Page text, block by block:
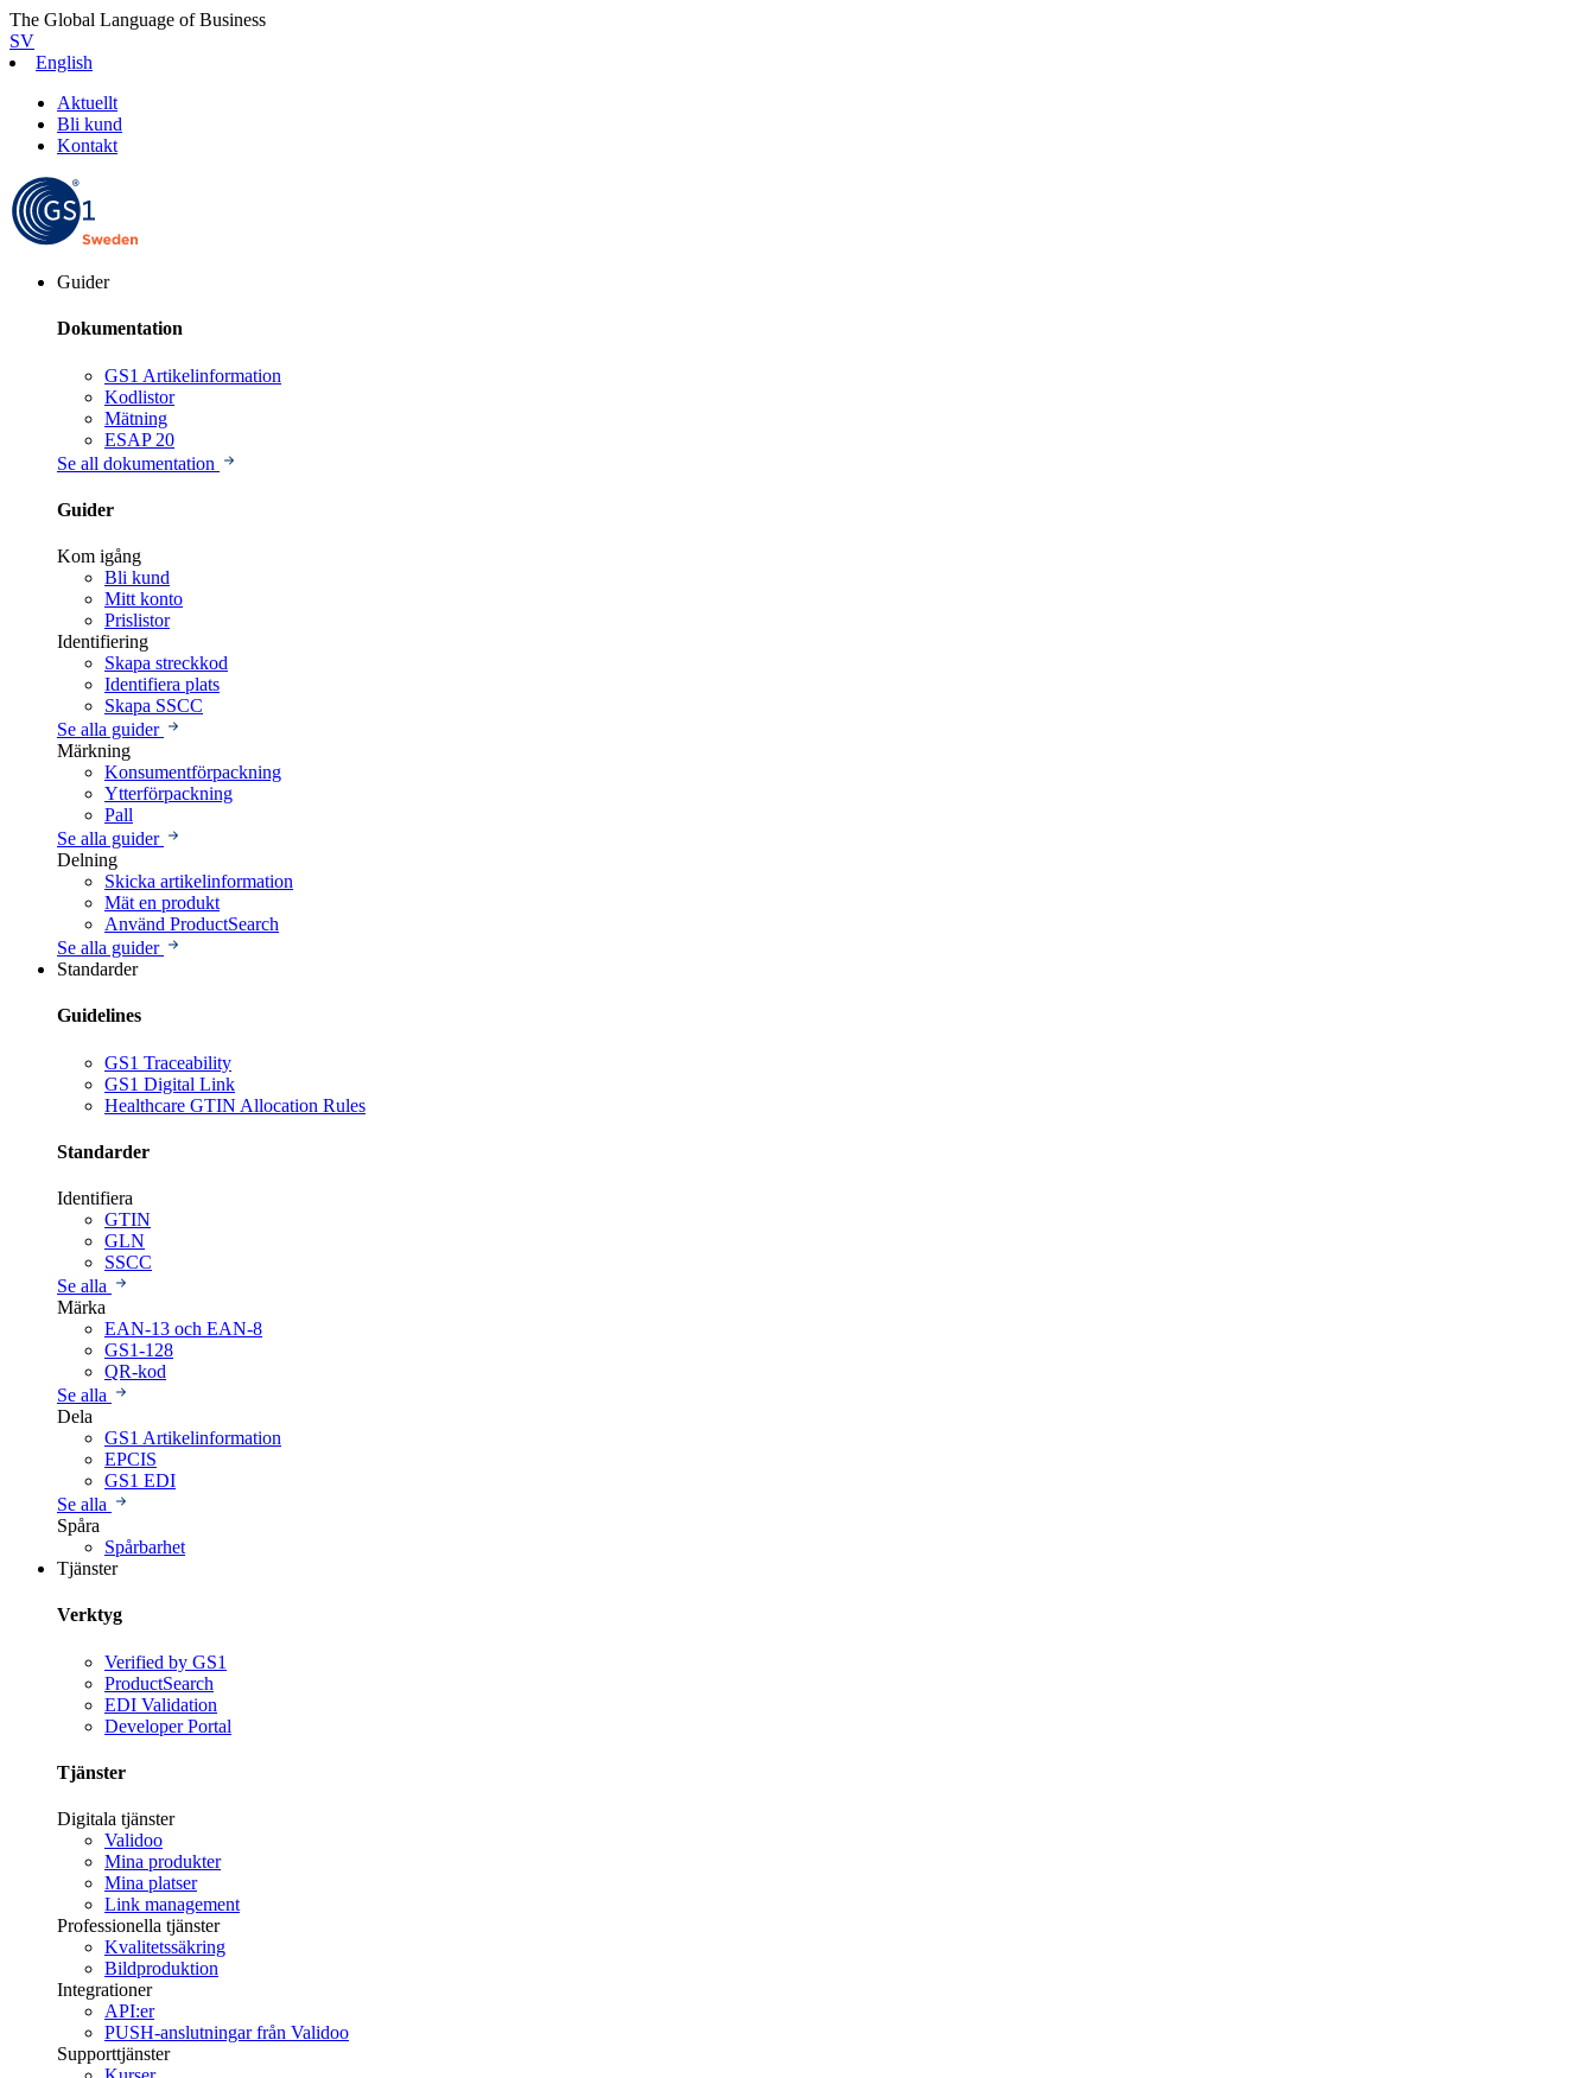
The Global Language of Business
SV
English
Aktuellt
Bli kund
Kontakt
Guider
Dokumentation
GS1 Artikelinformation
Kodlistor
Mätning
ESAP 20
Se all dokumentation
Guider
Kom igång
Bli kund
Mitt konto
Prislistor
Identifiering
Skapa streckkod
Identifiera plats
Skapa SSCC
Se alla guider
Märkning
Konsumentförpackning
Ytterförpackning
Pall
Se alla guider
Delning
Skicka artikelinformation
Mät en produkt
Använd ProductSearch
Se alla guider
Standarder
Guidelines
GS1 Traceability
GS1 Digital Link
Healthcare GTIN Allocation Rules
Standarder
Identifiera
GTIN
GLN
SSCC
Se alla
Märka
EAN-13 och EAN-8
GS1-128
QR-kod
Se alla
Dela
GS1 Artikelinformation
EPCIS
GS1 EDI
Se alla
Spåra
Spårbarhet
Tjänster
Verktyg
Verified by GS1
ProductSearch
EDI Validation
Developer Portal
Tjänster
Digitala tjänster
Validoo
Mina produkter
Mina platser
Link management
Professionella tjänster
Kvalitetssäkring
Bildproduktion
Integrationer
API:er
PUSH-anslutningar från Validoo
Supporttjänster